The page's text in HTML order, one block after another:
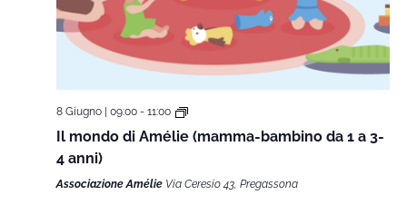
8 Giugno | 09:00- 11:00
Il mondo di Amélie (mamma-bambino da 1 a 3-
4 anni)
Associazione Amélie Via Ceresio 43, Pregassona
04:00
8,
2026
9,
2026
10,
2026
11,
20262026
13,
2026
questo
giorno.14,
2026
questo
giorno.